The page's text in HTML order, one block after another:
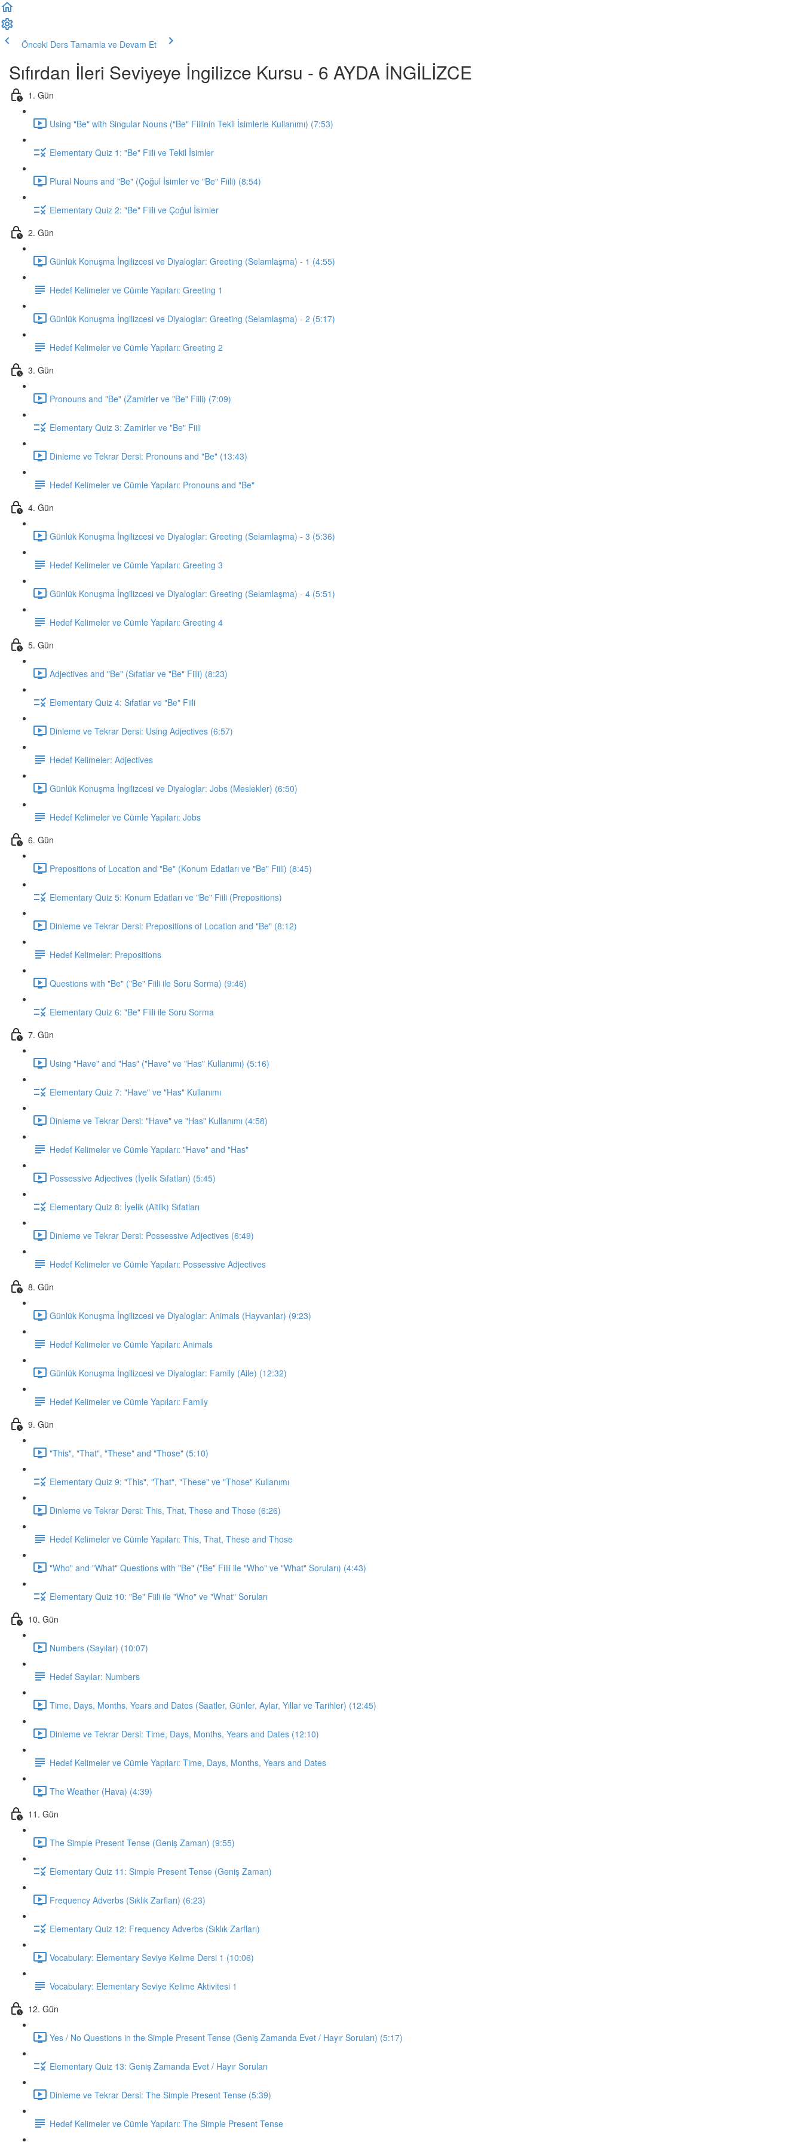
Önceki Ders Tamamla ve Devam Et
Sıfırdan İleri Seviyeye İngilizce Kursu - 6 AYDA İNGİLİZCE
1. Gün
Using "Be" with Singular Nouns ("Be" Fiilinin Tekil İsimlerle Kullanımı) (7:53)
Elementary Quiz 1: "Be" Fiili ve Tekil İsimler
Plural Nouns and "Be" (Çoğul İsimler ve "Be" Fiili) (8:54)
Elementary Quiz 2: "Be" Fiili ve Çoğul İsimler
2. Gün
Günlük Konuşma İngilizcesi ve Diyaloglar: Greeting (Selamlaşma) - 1 (4:55)
Hedef Kelimeler ve Cümle Yapıları: Greeting 1
Günlük Konuşma İngilizcesi ve Diyaloglar: Greeting (Selamlaşma) - 2 (5:17)
Hedef Kelimeler ve Cümle Yapıları: Greeting 2
3. Gün
Pronouns and "Be" (Zamirler ve "Be" Fiili) (7:09)
Elementary Quiz 3: Zamirler ve "Be" Fiili
Dinleme ve Tekrar Dersi: Pronouns and "Be" (13:43)
Hedef Kelimeler ve Cümle Yapıları: Pronouns and "Be"
4. Gün
Günlük Konuşma İngilizcesi ve Diyaloglar: Greeting (Selamlaşma) - 3 (5:36)
Hedef Kelimeler ve Cümle Yapıları: Greeting 3
Günlük Konuşma İngilizcesi ve Diyaloglar: Greeting (Selamlaşma) - 4 (5:51)
Hedef Kelimeler ve Cümle Yapıları: Greeting 4
5. Gün
Adjectives and "Be" (Sıfatlar ve "Be" Fiili) (8:23)
Elementary Quiz 4: Sıfatlar ve "Be" Fiili
Dinleme ve Tekrar Dersi: Using Adjectives (6:57)
Hedef Kelimeler: Adjectives
Günlük Konuşma İngilizcesi ve Diyaloglar: Jobs (Meslekler) (6:50)
Hedef Kelimeler ve Cümle Yapıları: Jobs
6. Gün
Prepositions of Location and "Be" (Konum Edatları ve "Be" Fiili) (8:45)
Elementary Quiz 5: Konum Edatları ve "Be" Fiili (Prepositions)
Dinleme ve Tekrar Dersi: Prepositions of Location and "Be" (8:12)
Hedef Kelimeler: Prepositions
Questions with "Be" ("Be" Fiili ile Soru Sorma) (9:46)
Elementary Quiz 6: "Be" Fiili ile Soru Sorma
7. Gün
Using "Have" and "Has" ("Have" ve "Has" Kullanımı) (5:16)
Elementary Quiz 7: "Have" ve "Has" Kullanımı
Dinleme ve Tekrar Dersi: "Have" ve "Has" Kullanımı (4:58)
Hedef Kelimeler ve Cümle Yapıları: "Have" and "Has"
Possessive Adjectives (İyelik Sıfatları) (5:45)
Elementary Quiz 8: İyelik (Aitlik) Sıfatları
Dinleme ve Tekrar Dersi: Possessive Adjectives (6:49)
Hedef Kelimeler ve Cümle Yapıları: Possessive Adjectives
8. Gün
Günlük Konuşma İngilizcesi ve Diyaloglar: Animals (Hayvanlar) (9:23)
Hedef Kelimeler ve Cümle Yapıları: Animals
Günlük Konuşma İngilizcesi ve Diyaloglar: Family (Aile) (12:32)
Hedef Kelimeler ve Cümle Yapıları: Family
9. Gün
"This", "That", "These" and "Those" (5:10)
Elementary Quiz 9: "This", "That", "These" ve "Those" Kullanımı
Dinleme ve Tekrar Dersi: This, That, These and Those (6:26)
Hedef Kelimeler ve Cümle Yapıları: This, That, These and Those
"Who" and "What" Questions with "Be" ("Be" Fiili ile "Who" ve "What" Soruları) (4:43)
Elementary Quiz 10: "Be" Fiili ile "Who" ve "What" Soruları
10. Gün
Numbers (Sayılar) (10:07)
Hedef Sayılar: Numbers
Time, Days, Months, Years and Dates (Saatler, Günler, Aylar, Yıllar ve Tarihler) (12:45)
Dinleme ve Tekrar Dersi: Time, Days, Months, Years and Dates (12:10)
Hedef Kelimeler ve Cümle Yapıları: Time, Days, Months, Years and Dates
The Weather (Hava) (4:39)
11. Gün
The Simple Present Tense (Geniş Zaman) (9:55)
Elementary Quiz 11: Simple Present Tense (Geniş Zaman)
Frequency Adverbs (Sıklık Zarfları) (6:23)
Elementary Quiz 12: Frequency Adverbs (Sıklık Zarfları)
Vocabulary: Elementary Seviye Kelime Dersi 1 (10:06)
Vocabulary: Elementary Seviye Kelime Aktivitesi 1
12. Gün
Yes / No Questions in the Simple Present Tense (Geniş Zamanda Evet / Hayır Soruları) (5:17)
Elementary Quiz 13: Geniş Zamanda Evet / Hayır Soruları
Dinleme ve Tekrar Dersi: The Simple Present Tense (5:39)
Hedef Kelimeler ve Cümle Yapıları: The Simple Present Tense